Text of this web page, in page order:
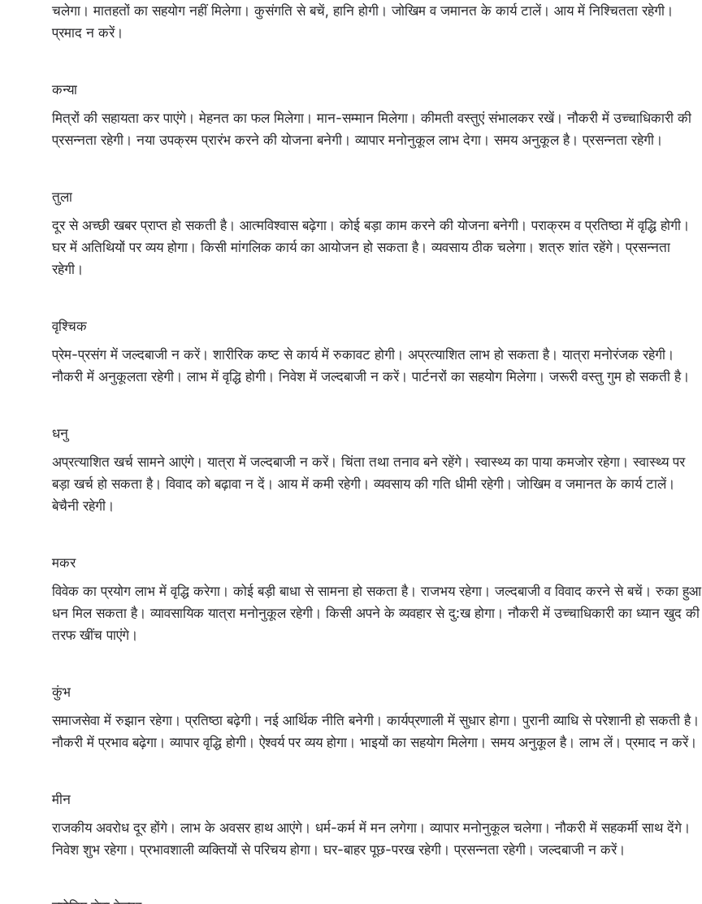
चलेगा। मातहतों का सहयोग नहीं मिलेगा। कुसंगति से बचें, हानि होगी। जोखिम व जमानत के कार्य टालें। आय में निश्चितता रहेगी।
प्रमाद न करें।
कन्या
मित्रों की सहायता कर पाएंगे। मेहनत का फल मिलेगा। मान-सम्मान मिलेगा। कीमती वस्तुएं संभालकर रखें। नौकरी में उच्चाधिकारी की
प्रसन्नता रहेगी। नया उपक्रम प्रारंभ करने की योजना बनेगी। व्यापार मनोनुकूल लाभ देगा। समय अनुकूल है। प्रसन्नता रहेगी।
तुला
दूर से अच्‍छी खबर प्राप्त हो सकती है। आत्मविश्वास बढ़ेगा। कोई बड़ा काम करने की योजना बनेगी। पराक्रम व प्रतिष्ठा में वृद्धि होगी।
घर में अतिथियों पर व्यय होगा। किसी मांगलिक कार्य का आयोजन हो सकता है। व्यवसाय ठीक चलेगा। शत्रु शांत रहेंगे। प्रसन्नता
रहेगी।
वृश्चिक
प्रेम-प्रसंग में जल्दबाजी न करें। शारीरिक कष्ट से कार्य में रुकावट होगी। अप्रत्याशित लाभ हो सकता है। यात्रा मनोरंजक रहेगी।
नौकरी में अनुकूलता रहेगी। लाभ में वृद्धि होगी। निवेश में जल्दबाजी न करें। पार्टनरों का सहयोग मिलेगा। जरूरी वस्तु गुम हो सकती है।
धनु
अप्रत्याशित खर्च सामने आएंगे। यात्रा में जल्दबाजी न करें। चिंता तथा तनाव बने रहेंगे। स्वास्थ्य का पाया कमजोर रहेगा। स्वास्थ्‍य पर
बड़ा खर्च हो सकता है। विवाद को बढ़ावा न दें। आय में कमी रहेगी। व्यवसाय की गति धीमी रहेगी। जोखिम व जमानत के कार्य टालें।
बेचैनी रहेगी।
मकर
विवेक का प्रयोग लाभ में वृद्धि करेगा। कोई बड़ी बाधा से सामना हो सकता है। राजभय रहेगा। जल्दबाजी व विवाद करने से बचें। रुका हुआ
धन मिल सकता है। व्यावसायिक यात्रा मनोनुकूल रहेगी। किसी अपने के व्यवहार से दु:ख होगा। नौकरी में उच्चाधिकारी का ध्यान खुद की
तरफ खींच पाएंगे।
कुंभ
समाजसेवा में रुझान रहेगा। प्रतिष्ठा बढ़ेगी। नई आर्थिक नीति बनेगी। कार्यप्रणाली में सुधार होगा। पुरानी व्याधि से परेशानी हो सकती है।
नौकरी में प्रभाव बढ़ेगा। व्यापार वृद्धि होगी। ऐश्वर्य पर व्यय होगा। भाइयों का सहयोग मिलेगा। समय अनुकूल है। लाभ लें। प्रमाद न करें।
मीन
राजकीय अवरोध दूर होंगे। लाभ के अवसर हाथ आएंगे। धर्म-कर्म में मन लगेगा। व्यापार मनोनुकूल चलेगा। नौकरी में सहकर्मी साथ देंगे।
निवेश शुभ रहेगा। प्रभावशाली व्यक्तियों से परिचय होगा। घर-बाहर पूछ-परख रहेगी। प्रसन्नता रहेगी। जल्दबाजी न करें।